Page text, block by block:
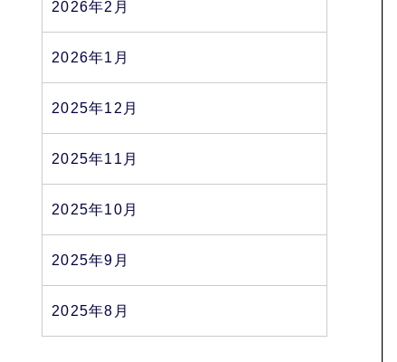
2026年2月
2026年1月
2025年12月
2025年11月
2025年10月
2025年9月
2025年8月